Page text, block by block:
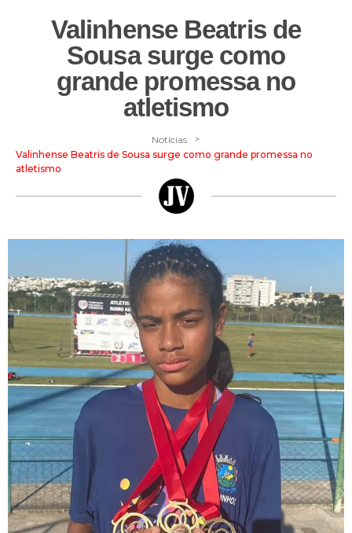
Valinhense Beatris de
Sousa surge como
grande promessa no
atletismo
Notícias >
Valinhense Beatris de Sousa surge como grande promessa no
atletismo